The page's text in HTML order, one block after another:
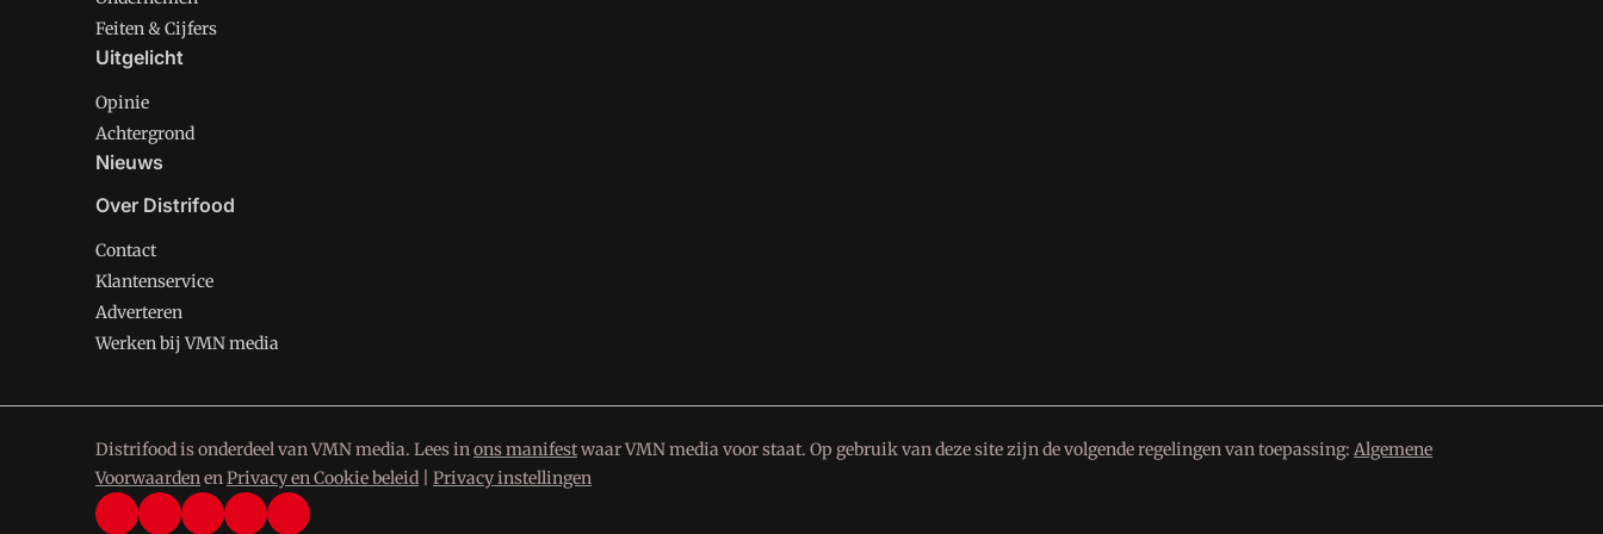
Feiten & Cijfers
Uitgelicht
Opinie
Achtergrond
Nieuws
Over Distrifood
Contact
Klantenservice
Adverteren
Werken bij VMN media
Distrifood is onderdeel van VMN media. Lees inons manifestwaar VMN media voor staat. Op gebruik van deze site zijn de volgende regelingen van toepassing: Algemene
VoorwaardenenPrivacy en Cookie beleid Privacy instellingen